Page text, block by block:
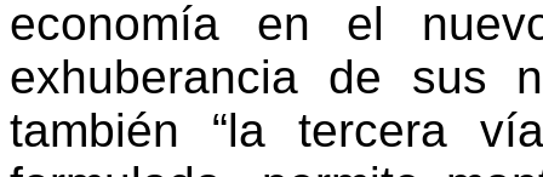
economía en el
exhuberancia de sus
también “la tercera